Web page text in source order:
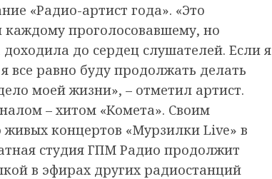
«Радио-артист года». «Это
проголосовавшему, но
до сердец слушателей. Если я
все равно буду продолжать делать
моей жизни», – отметил артист.
– хитом «Комета». Своим
концертов «Мурзилки Live» в
студия ГПМ Радио продолжит
в эфирах других радиостанций